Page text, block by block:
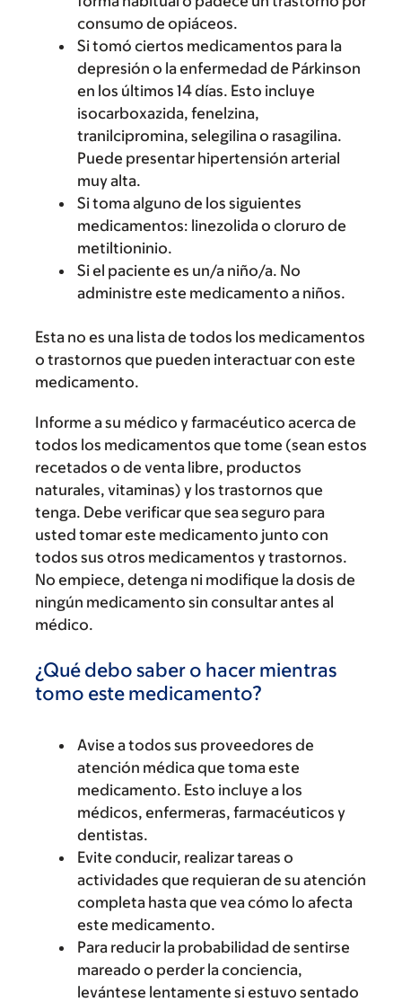
consumo de opiáceos.
Si tomó ciertos medicamentos para la
depresión o la enfermedad de Párkinson
en los últimos 14 días. Esto incluye
isocarboxazida, fenelzina,
tranilcipromina, selegilina o rasagilina.
Puede presentar hipertensión arterial
muy alta.
Si toma alguno de los siguientes
medicamentos: linezolida o cloruro de
metiltioninio.
Si el paciente es un/a niño/a. No
administre este medicamento a niños.
Esta no es una lista de todos los medicamentos
o trastornos que pueden interactuar con este
medicamento.
Informe a su médico y farmacéutico acerca de
todos los medicamentos que tome (sean estos
recetados o de venta libre, productos
naturales, vitaminas) y los trastornos que
tenga. Debe verificar que sea seguro para
usted tomar este medicamento junto con
todos sus otros medicamentos y trastornos.
No empiece, detenga ni modifique la dosis de
ningún medicamento sin consultar antes al
médico.
¿Qué debo saber o hacer mientras
tomo este medicamento?
Avise a todos sus proveedores de
atención médica que toma este
medicamento. Esto incluye a los
médicos, enfermeras, farmacéuticos y
dentistas.
Evite conducir, realizar tareas o
actividades que requieran de su atención
completa hasta que vea cómo lo afecta
este medicamento.
Para reducir la probabilidad de sentirse
mareado o perder la conciencia,
levántese lentamente si estuvo sentado